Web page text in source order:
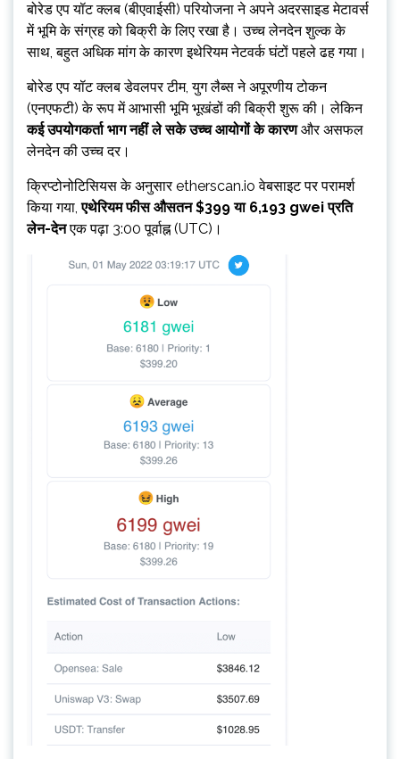
बोरेड एप यॉट क्लब (बीएवाईसी) परियोजना ने अपने अदरसाइड मेटावर्स
में भूमि के संग्रह को बिक्री के लिए रखा है। उच्च लेनदेन शुल्क के
साथ, बहुत अधिक मांग के कारण इथेरियम नेटवर्क घंटों पहले ढह गया।
बोरेड एप यॉट क्लब डेवलपर टीम, युग लैब्स ने अपूरणीय टोकन
(एनएफटी) के रूप में आभासी भूमि भूखंडों की बिक्री शुरू की। लेकिन
कई उपयोगकर्ता भाग नहीं ले सके उच्च आयोगों के कारणऔर असफल
लेनदेन की उच्च दर।
क्रिप्टोनोटिसियस के अनुसार etherscan.io वेबसाइट पर परामर्श
किया गया,एथेरियम फीस औसतन $399 या 6,193 gwei प्रति
लेन-देनएक पढ़ा 3:00 पूर्वाह्न (UTC)।